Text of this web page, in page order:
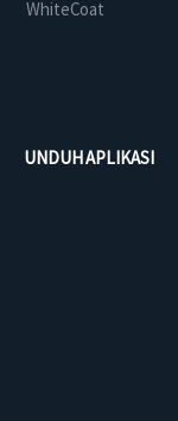
WhiteCoat
UNDUH APLIKASI